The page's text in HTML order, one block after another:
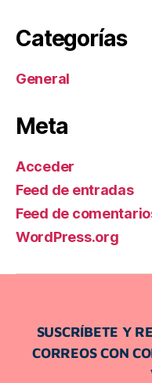
Categorías
General
Meta
Acceder
Feed de entradas
Feed de
WordPress.org
SUSCRÍBETE Y
CORREOS CON